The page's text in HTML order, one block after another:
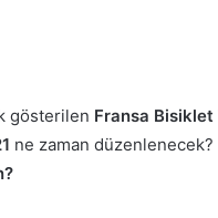
gösterilen Fransa Bisiklet
ne zaman düzenlenecek?